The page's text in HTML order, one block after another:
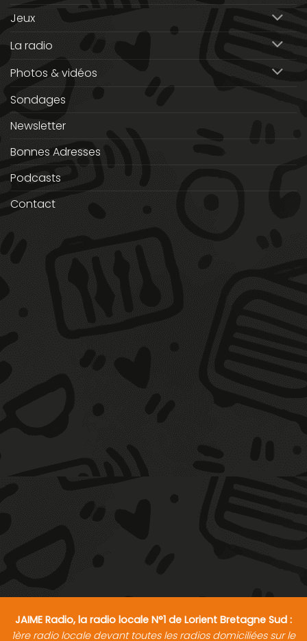
Jeux
La radio
Photos & vidéos
Sondages
Newsletter
Bonnes Adresses
Podcasts
Contact
JAIME Radio, la radio locale N°1 de Lorient Bretagne Sud :
1ère radio locale devant toutes les radios domiciliées sur le